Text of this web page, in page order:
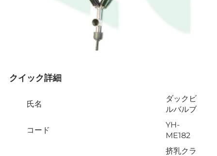
クイック詳細
氏名
ダックビ
ルバルブ
コード
YH-
ME182
挤乳クラ